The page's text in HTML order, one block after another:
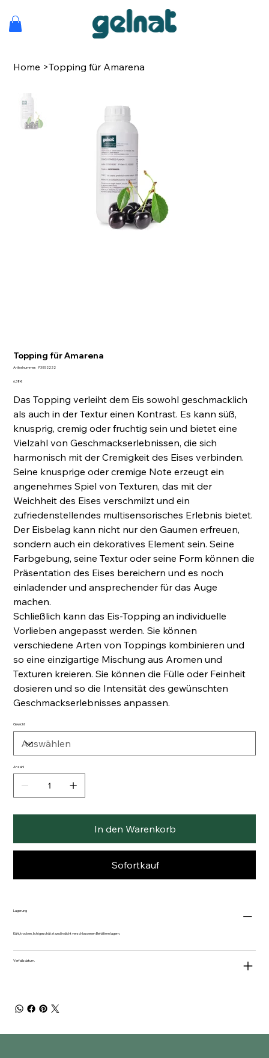
Home >Topping für Amarena
Topping für Amarena
Artikelnummer:
Artikelnummer:
P3852222
Preis
6,38 €
Das Topping verleiht dem Eis sowohl geschmacklich
als auch in der Textur einen Kontrast. Es kann süß,
knusprig, cremig oder fruchtig sein und bietet eine
Vielzahl von Geschmackserlebnissen, die sich
harmonisch mit der Cremigkeit des Eises verbinden.
Seine knusprige oder cremige Note erzeugt ein
angenehmes Spiel von Texturen, das mit der
Weichheit des Eises verschmilzt und ein
zufriedenstellendes multisensorisches Erlebnis bietet.
Der Eisbelag kann nicht nur den Gaumen erfreuen,
sondern auch ein dekoratives Element sein. Seine
Farbgebung, seine Textur oder seine Form können die
Präsentation des Eises bereichern und es noch
einladender und ansprechender für das Auge
machen.
Schließlich kann das Eis-Topping an individuelle
Vorlieben angepasst werden. Sie können
verschiedene Arten von Toppings kombinieren und
so eine einzigartige Mischung aus Aromen und
Texturen kreieren. Sie können die Fülle oder Feinheit
dosieren und so die Intensität des gewünschten
Geschmackserlebnisses anpassen.
Gewicht
Anzahl
In den Warenkorb
Sofortkauf
Lagerung
Kühl, trocken, lichtgeschützt und in dicht verschlossenen Behältern lagern.
Verfallsdatum.